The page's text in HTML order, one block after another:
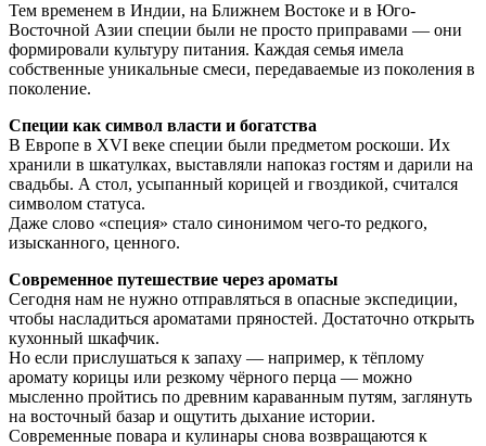
Тем временем в Индии, на Ближнем Востоке и в Юго-
Восточной Азии специи были не просто приправами — они
формировали культуру питания. Каждая семья имела
собственные уникальные смеси, передаваемые из поколения в
поколение.
Специи как символ власти и богатства
В Европе в XVI веке специи были предметом роскоши. Их
хранили в шкатулках, выставляли напоказ гостям и дарили на
свадьбы. А стол, усыпанный корицей и гвоздикой, считался
символом статуса.
Даже слово «специя» стало синонимом чего-то редкого,
изысканного, ценного.
Современное путешествие через ароматы
Сегодня нам не нужно отправляться в опасные экспедиции,
чтобы насладиться ароматами пряностей. Достаточно открыть
кухонный шкафчик.
Но если прислушаться к запаху — например, к тёплому
аромату корицы или резкому чёрного перца — можно
мысленно пройтись по древним караванным путям, заглянуть
на восточный базар и ощутить дыхание истории.
Современные повара и кулинары снова возвращаются к